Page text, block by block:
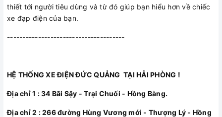
thiết tới người tiêu dùng và từ đó giúp bạn hiểu hơn về chiếc
xe đạp điện của bạn.
--------------------------------------
HỆ THỐNG XE ĐIỆN ĐỨC QUẢNG TẠI HẢI PHÒNG !
Địa chỉ 1 : 34 Bãi Sậy - Trại Chuối - Hồng Bàng.
Địa chỉ 2 : 266 đường Hùng Vương mới - Thượng Lý - Hồng